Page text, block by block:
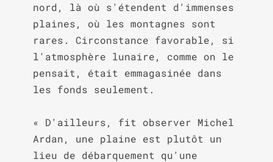
nord, là où s'étendent d'immenses
plaines, où les montagnes sont
rares. Circonstance favorable, si
l'atmosphère lunaire, comme on le
pensait, était emmagasinée dans
les fonds seulement.
« D'ailleurs, fit observer Michel
Ardan, une plaine est plutôt un
lieu de débarquement qu'une